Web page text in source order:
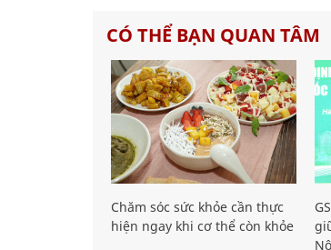
CÓ THỂ BẠN QUAN TÂM
Chăm sóc sức khỏe cần thực
hiện ngay khi cơ thể còn khỏe